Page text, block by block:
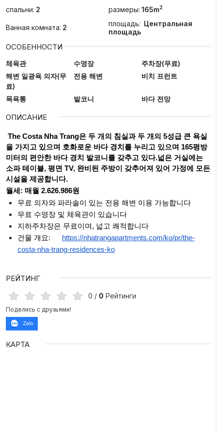
спальни: 2 размеры: 165m2
Ванная комната: 2 площадь: Центральная
площадь
ОСОБЕННОСТИ
체육관 수영장
주차장(무료)
해변 일광욕 의자(무
료)
전용 해변 비치 프런트
목욕통 발코니 바다 전망
ОПИСАНИЕ
The Costa Nha Trang은 두 개의 침실과 두 개의 5성급 큰 욕실
을 가지고 있으며 호화로운 바다 경치를 누리고 있으며 165평방
미터의 편안한 바다 경치 발코니를 갖추고 있다.넓은 거실에는
소파 테이블, 평면 TV, 완비된 주방이 갖추어져 있어 가정에 모든
시설을 제공합니다.
월세: 매월 2.626.986원
무료 의자와 파라솔이 있는 전용 해변 이용 가능합니다
무료 수영장 및 체육관이 있습니다
지하주차장은 무료이며, 넓고 쾌적합니다
건물 개요:
https://nhatrangapartments.com/ko/pr/the-
costa-nha-trang-residences-ko
РЕЙТИНГ
0 / 0 Рейтинги
Поделись с друзьями!
Zalo
КАРТА